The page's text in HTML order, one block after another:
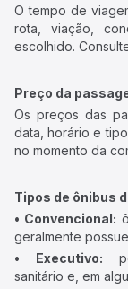
O tempo de
rota, viação,
escolhido.
Preço da
Os preços das
data, horário e
no momento da
Tipos de ônibus
• Convencional:
geralmente
• Executivo:
sanitário e, em